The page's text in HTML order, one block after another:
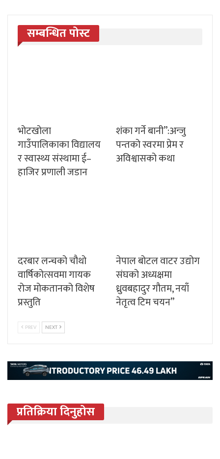
सम्बन्धित पोस्ट
भोटखोला
गाउँपालिकाका विद्यालय
र स्वास्थ्य संस्थामा ई–
हाजिर प्रणाली जडान
शंका गर्ने बानी”:अन्जु
पन्तको स्वरमा प्रेम र
अविश्वासको कथा
दरबार लन्चको चौथो
वार्षिकोत्सवमा गायक
रोज मोकतानको विशेष
प्रस्तुति
नेपाल बोटल वाटर उद्योग
संघको अध्यक्षमा
ध्रुवबहादुर गौतम, नयाँ
नेतृत्व टिम चयन”
PREV NEXT
प्रतिक्रिया दिनुहोस